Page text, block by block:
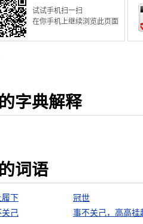
试试手机扫一扫
在你手机上继续浏览此页面
字典解释
词语
履下
冠世
关己 事不关己，高高挂